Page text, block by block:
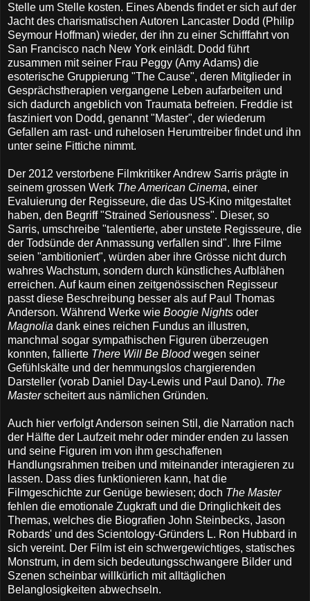
Stelle um Stelle kosten. Eines Abends findet er sich auf der
Jacht des charismatischen Autoren Lancaster Dodd (Philip
Seymour Hoffman) wieder, der ihn zu einer Schifffahrt von
San Francisco nach New York einlädt. Dodd führt
zusammen mit seiner Frau Peggy (Amy Adams) die
esoterische Gruppierung "The Cause", deren Mitglieder in
Gesprächstherapien vergangene Leben aufarbeiten und
sich dadurch angeblich von Traumata befreien. Freddie ist
fasziniert von Dodd, genannt "Master", der wiederum
Gefallen am rast- und ruhelosen Herumtreiber findet und ihn
unter seine Fittiche nimmt.
Der 2012 verstorbene Filmkritiker Andrew Sarris prägte in
seinem grossen Werk The American Cinema, einer
Evaluierung der Regisseure, die das US-Kino mitgestaltet
haben, den Begriff "Strained Seriousness". Dieser, so
Sarris, umschreibe "talentierte, aber unstete Regisseure, die
der Todsünde der Anmassung verfallen sind". Ihre Filme
seien "ambitioniert", würden aber ihre Grösse nicht durch
wahres Wachstum, sondern durch künstliches Aufblähen
erreichen. Auf kaum einen zeitgenössischen Regisseur
passt diese Beschreibung besser als auf Paul Thomas
Anderson. Während Werke wie Boogie Nights oder
Magnolia dank eines reichen Fundus an illustren,
manchmal sogar sympathischen Figuren überzeugen
konnten, fallierte There Will Be Bloodwegen seiner
Gefühlskälte und der hemmungslos chargierenden
Darsteller (vorab Daniel Day-Lewis und Paul Dano). The
Masterscheitert aus nämlichen Gründen.
Auch hier verfolgt Anderson seinen Stil, die Narration nach
der Hälfte der Laufzeit mehr oder minder enden zu lassen
und seine Figuren im von ihm geschaffenen
Handlungsrahmen treiben und miteinander interagieren zu
lassen. Dass dies funktionieren kann, hat die
Filmgeschichte zur Genüge bewiesen; doch The Master
fehlen die emotionale Zugkraft und die Dringlichkeit des
Themas, welches die Biografien John Steinbecks, Jason
Robards' und des Scientology-Gründers L. Ron Hubbard in
sich vereint. Der Film ist ein schwergewichtiges, statisches
Monstrum, in dem sich bedeutungsschwangere Bilder und
Szenen scheinbar willkürlich mit alltäglichen
Belanglosigkeiten abwechseln.